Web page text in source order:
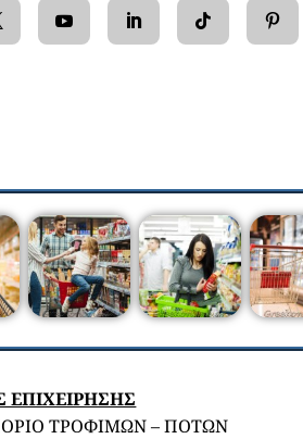
ΕΠΙΧΕΙΡΗΣΗΣ
ΤΡΟΦΙΜΩΝ – ΠΟΤΩΝ